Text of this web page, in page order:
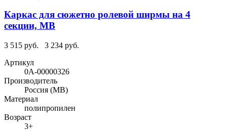
Каркас для сюжетно ролевой ширмы на 4
секции, МВ
3 515 руб.
3 234 руб.
Артикул
0А-00000326
Производитель
Россия (МВ)
Материал
полипропилен
Возраст
3+